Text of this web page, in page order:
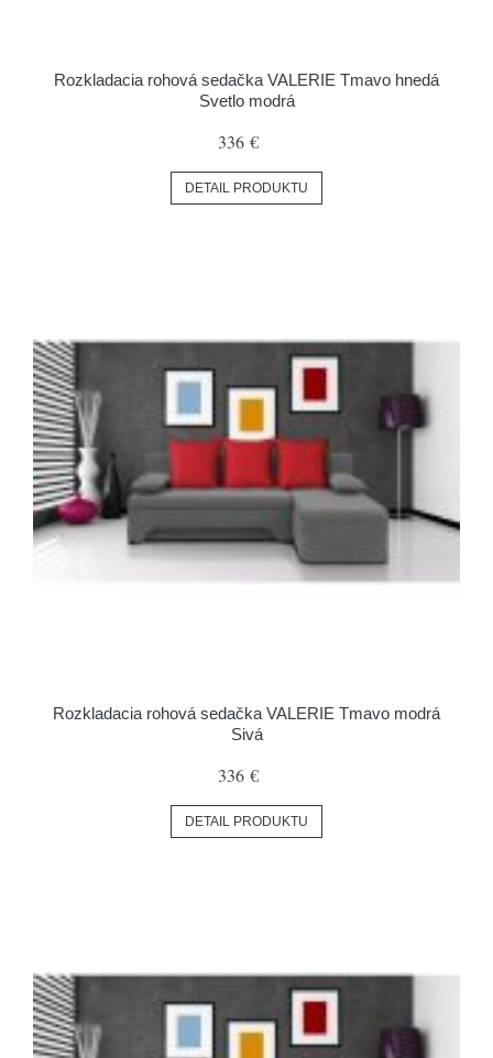
Rozkladacia rohová sedačka VALERIE Tmavo hnedá
Svetlo modrá
336 €
DETAIL PRODUKTU
Rozkladacia rohová sedačka VALERIE Tmavo modrá
Sivá
336 €
DETAIL PRODUKTU